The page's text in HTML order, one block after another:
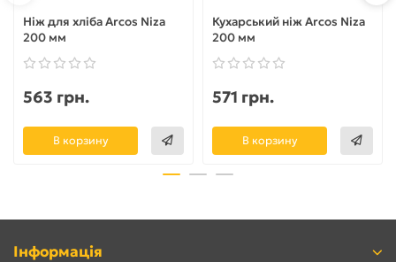
Ніж для хліба Arcos Niza
200 мм
563 грн.
В корзину
Кухарський ніж Arcos Niza
200 мм
571 грн.
В корзину
Інформація